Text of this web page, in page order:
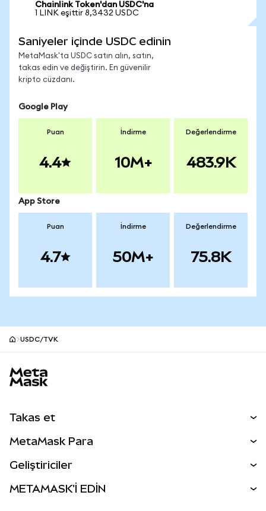
Chainlink Token'dan USDC'na
1 LINK eşittir 8,3432 USDC
Saniyeler içinde USDC edinin
MetaMask'ta USDC satın alın, satın,
takas edin ve değiştirin. En güvenilir
kripto cüzdanı.
Google Play
Puan
4.4
İndirme
10M+
Değerlendirme
483.9K
App Store
Puan
4.7
İndirme
50M+
Değerlendirme
75.8K
USDC/TVK
Takas et
Perps
RWA'lar
MetaMask Para
Geliştiriciler
METAMASK'İ EDİN